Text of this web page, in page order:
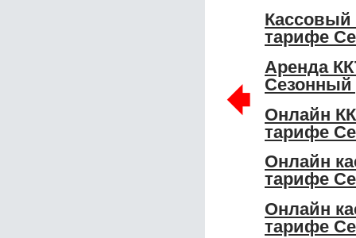
Кассовый
тарифе
Аренда
Сезонный
Онлайн
тарифе
Онлайн
тарифе
Онлайн
тарифе
🠸